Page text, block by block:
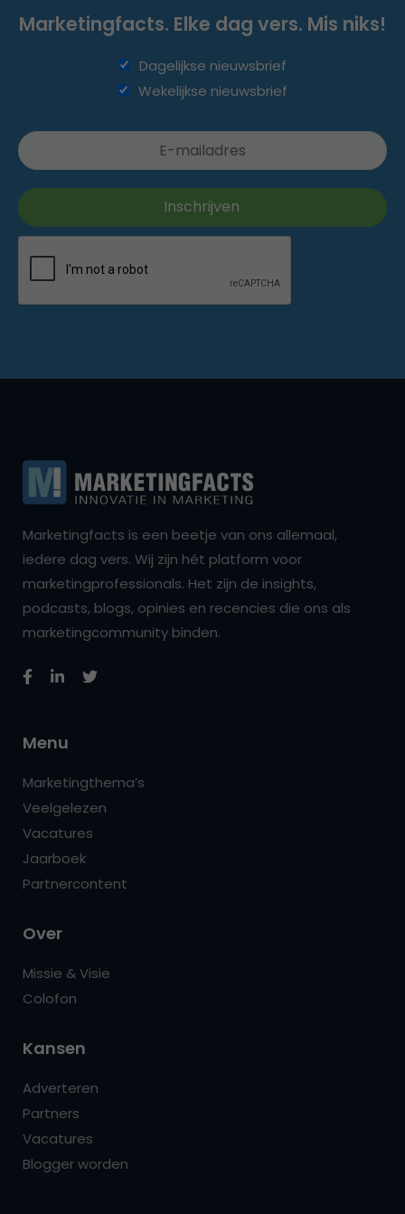
Marketingfacts. Elke dag vers. Mis niks!
Dagelijkse nieuwsbrief
Wekelijkse nieuwsbrief
Marketingfacts is een beetje van ons allemaal,
iedere dag vers. Wij zijn hét platform voor
marketingprofessionals. Het zijn de insights,
podcasts, blogs, opinies en recencies die ons als
marketingcommunity binden.
Menu
Marketingthema’s
Veelgelezen
Vacatures
Jaarboek
Partnercontent
Over
Missie & Visie
Colofon
Kansen
Adverteren
Partners
Vacatures
Blogger worden